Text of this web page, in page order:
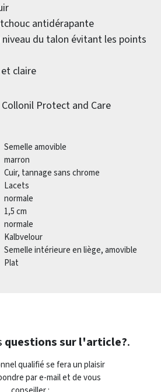
antidérapante
du talon évitant les points
claire
Protect and Care
Semelle amovible
marron
Cuir, tannage sans chrome
Lacets
normale
1,5 cm
normale
Kalbvelour
Semelle intérieure en liège, amovible
Plat
questions sur l'article?.
qualifié se fera un plaisir
par e-mail et de vous